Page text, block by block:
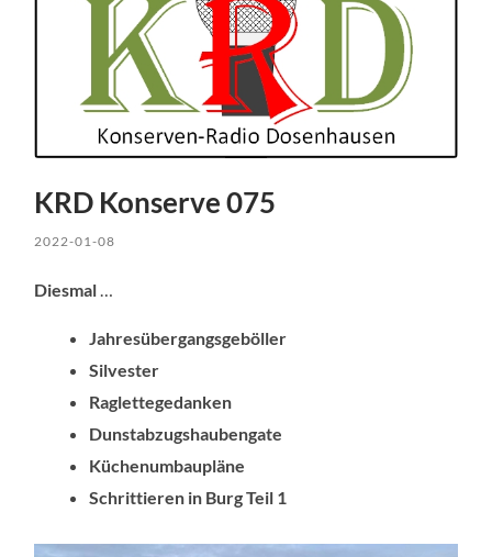
KRD Konserve 075
2022-01-08
Diesmal…
Jahresübergangsgeböller
Silvester
Raglettegedanken
Dunstabzugshaubengate
Küchenumbaupläne
Schrittieren in Burg Teil 1